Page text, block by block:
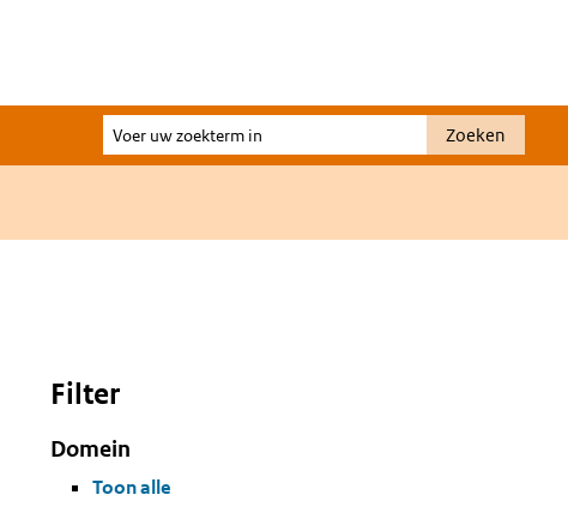
Voer
uw
Zoeken
Filter
Domein
Toon alle